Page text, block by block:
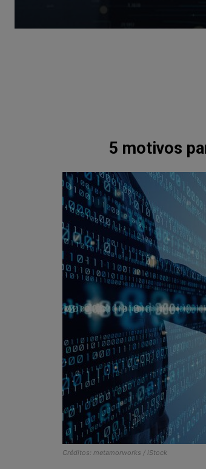
5 motivos
Créditos: metamorworks / iStock